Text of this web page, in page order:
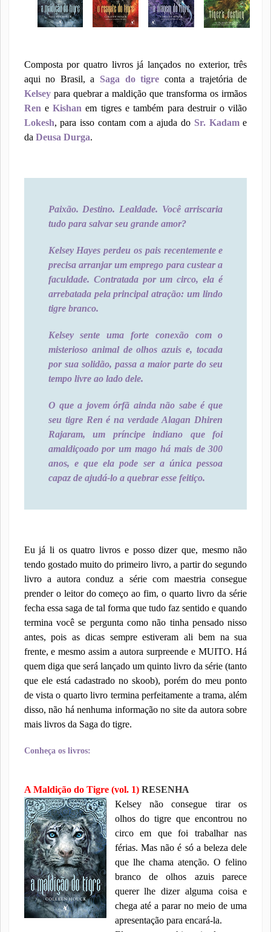
Composta por quatro livros já lançados no exterior, três
aqui no Brasil, a Saga do tigre conta a trajetória de
Kelseypara quebrar a maldição que transforma os irmãos
Ren eKishan em tigres e também para destruir o vilão
Lokesh, para isso contam com a ajuda do Sr. Kadame
da Deusa Durga.
Paixão. Destino. Lealdade. Você arriscaria
tudo para salvar seu grande amor?
Kelsey Hayes perdeu os pais recentemente e
precisa arranjar um emprego para custear a
faculdade. Contratada por um circo, ela é
arrebatada pela principal atração: um lindo
tigre branco.
Kelsey sente uma forte conexão com o
misterioso animal de olhos azuis e, tocada
por sua solidão, passa a maior parte do seu
tempo livre ao lado dele.
O que a jovem órfã ainda não sabe é que
seu tigre Ren é na verdade Alagan Dhiren
Rajaram, um príncipe indiano que foi
amaldiçoado por um mago há mais de 300
anos, e que ela pode ser a única pessoa
capaz de ajudá-lo a quebrar esse feitiço.
Eu já li os quatro livros e posso dizer que, mesmo não
tendo gostado muito do primeiro livro, a partir do segundo
livro a autora conduz a série com maestria consegue
prender o leitor do começo ao fim, o quarto livro da série
fecha essa saga de tal forma que tudo faz sentido e quando
termina você se pergunta como não tinha pensado nisso
antes, pois as dicas sempre estiveram ali bem na sua
frente, e mesmo assim a autora surpreende e MUITO. Há
quem diga que será lançado um quinto livro da série (tanto
que ele está cadastrado no skoob), porém do meu ponto
de vista o quarto livro termina perfeitamente a trama, além
disso, não há nenhuma informação no site da autora sobre
mais livros da Saga do tigre.
Conheça os livros:
A Maldição do Tigre (vol. 1) RESENHA
Kelsey não consegue tirar os
olhos do tigre que encontrou no
circo em que foi trabalhar nas
férias. Mas não é só a beleza dele
que lhe chama atenção. O felino
branco de olhos azuis parece
querer lhe dizer alguma coisa e
chega até a parar no meio de uma
apresentação para encará-la.